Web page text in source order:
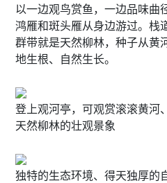
以一边观鸟赏鱼，一边品味曲
鸿雁和斑头雁从身边游过。栈
群带就是天然柳林，种子从黄
地生根、自然生长。
登上观河亭，可观赏滚滚黄河
天然柳林的壮观景象
独特的生态环境、得天独厚的